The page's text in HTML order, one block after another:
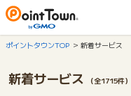
ポイントタウンTOP 新着サービス
新着サービス （全1715件）